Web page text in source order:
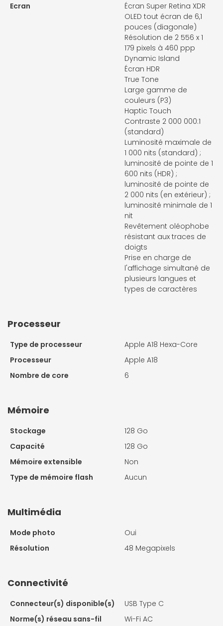
Ecran
Écran Super Retina XDR
OLED tout écran de 6,1
pouces (diagonale)
Résolution de 2 556 x 1
179 pixels à 460 ppp
Dynamic Island
Écran HDR
True Tone
Large gamme de
couleurs (P3)
Haptic Touch
Contraste 2 000 000:1
(standard)
Luminosité maximale de
1 000 nits (standard) ;
luminosité de pointe de 1
600 nits (HDR) ;
luminosité de pointe de
2 000 nits (en extérieur) ;
luminosité minimale de 1
nit
Revêtement oléophobe
résis­tant aux traces de
doigts
Prise en charge de
l'affichage simultané de
plusieurs langues et
types de caractères
Processeur
Type de processeur
Apple A18 Hexa-Core
Processeur
Apple A18
Nombre de core
6
Mémoire
Stockage
128 Go
Capacité
128 Go
Mémoire extensible
Non
Type de mémoire flash
Aucun
Multimédia
Mode photo
Oui
Résolution
48 Megapixels
Connectivité
Connecteur(s) disponible(s)
USB Type C
Norme(s) réseau sans-fil
Wi-Fi AC